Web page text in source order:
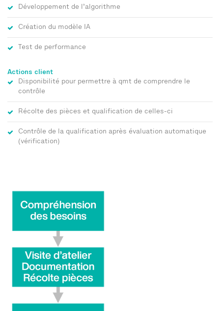
Développement de l’algorithme
Création du modèle IA
Test de performance
Actions client
Disponibilité pour permettre à qmt de comprendre le
contrôle
Récolte des pièces et qualification de celles-ci
Contrôle de la qualification après évaluation automatique
(vérification)